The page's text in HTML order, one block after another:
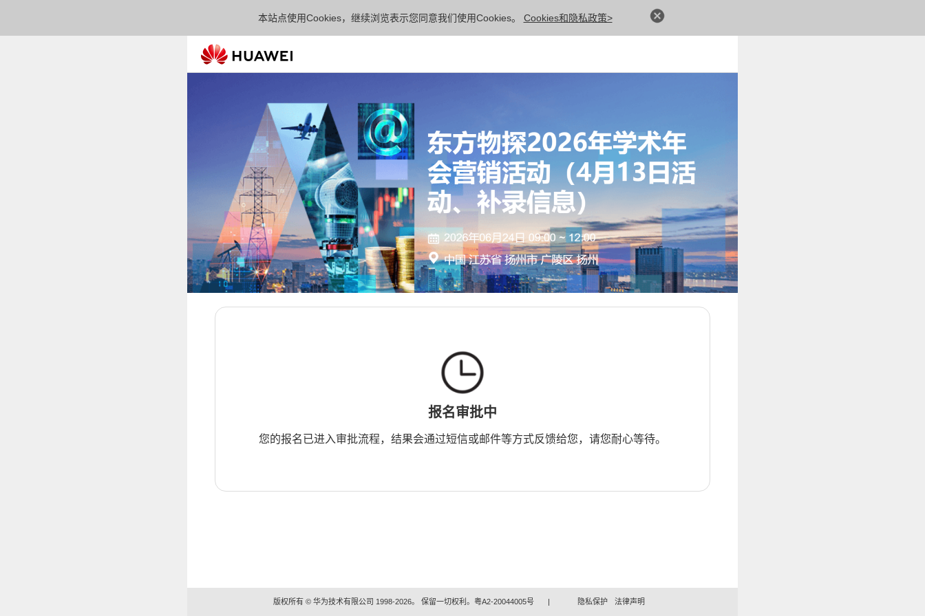
本站点使用Cookies，继续浏览表示您同意我们使用Cookies。 Cookies和隐私政策>
报名审批中
您的报名已进入审批流程，结果会通过短信或邮件等方式反馈给您，请您耐心等待。
版权所有 © 华为技术有限公司 1998-2026。 保留一切权利。粤A2-20044005号 | 隐私保护 法律声明